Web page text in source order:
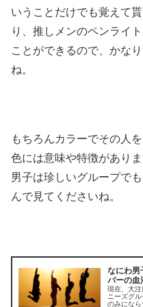
いうことだけでも覚えて
り、推しメンのペンライ
ことができるので、かな
ね。
もちろんカラーでその人
色には意味や特徴があり
男子は珍しいグループで
んで見てくださいね。
なにわ男
バーの血
現在、大
ニーズグ
のみにな